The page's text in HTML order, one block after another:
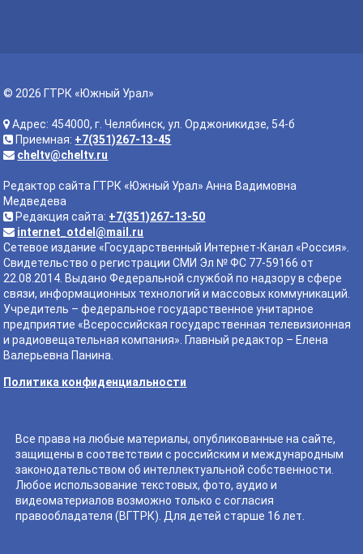
© 2026 ГТРК «Южный Урал»
Адрес: 454000, г. Челябинск, ул. Орджоникидзе, 54-б
Приемная: +7(351)267-13-45
cheltv@cheltv.ru
Редактор сайта ГТРК «Южный Урал» Анна Вадимовна
Медведева
Редакция сайта: +7(351)267-13-50
internet_otdel@mail.ru
Сетевое издание «Государственный Интернет-Канал «Россия».
Свидетельство о регистрации СМИ Эл № ФС 77-59166 от
22.08.2014. Выдано Федеральной службой по надзору в сфере
связи, информационных технологий и массовых коммуникаций.
Учредитель – федеральное государственное унитарное
предприятие «Всероссийская государственная телевизионная
и радиовещательная компания». Главный редактор – Елена
Валерьевна Панина.
Политика конфиденциальности
Все права на любые материалы, опубликованные на сайте,
защищены в соответствии с российским и международным
законодательством об интеллектуальной собственности.
Любое использование текстовых, фото, аудио и
видеоматериалов возможно только с согласия
правообладателя (ВГТРК). Для детей старше 16 лет.